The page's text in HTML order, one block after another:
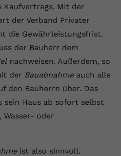
Kaufvertrags. Mit der
der Verband Privater
die Gewährleistungsfrist.
der Bauherr dem
nachweisen. Außerdem, so
der Bauabnahmeauch alle
den Bauherrn über. Das
sein Haus ab sofort selbst
Wasser- oder
ist also sinnvoll.
speichert Ihre Consent-
Unter anderem eine
ID, für die
Einstellungen, falls der
Betreiber dies eingestellt
und statistische
zur Nutzung der
erfassen.
Ads für das
Tracking verwendet, um
der Nutzung auf unserer
anzeigen
anzubieten.
Informationen zu sammeln,
anzeigen